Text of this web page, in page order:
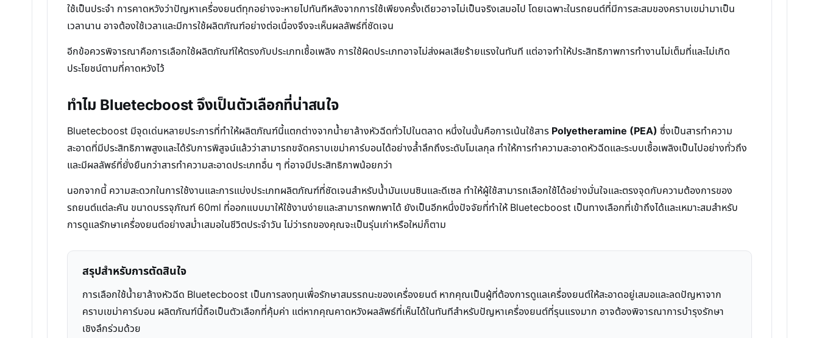
ใช้เป็นประจำ การคาดหวังว่าปัญหาเครื่องยนต์ทุกอย่างจะหายไปทันทีหลังจากการใช้เพียงครั้งเดียวอาจไม่เป็นจริงเสมอไป โดยเฉพาะในรถยนต์ที่มีการสะสมของคราบเขม่ามาเป็น
เวลานาน อาจต้องใช้เวลาและมีการใช้ผลิตภัณฑ์อย่างต่อเนื่องจึงจะเห็นผลลัพธ์ที่ชัดเจน
อีกข้อควรพิจารณาคือการเลือกใช้ผลิตภัณฑ์ให้ตรงกับประเภทเชื้อเพลิง การใช้ผิดประเภทอาจไม่ส่งผลเสียร้ายแรงในทันที แต่อาจทำให้ประสิทธิภาพการทำงานไม่เต็มที่และไม่เกิด
ประโยชน์ตามที่คาดหวังไว้
ทำไม Bluetecboost จึงเป็นตัวเลือกที่น่าสนใจ
Bluetecboost มีจุดเด่นหลายประการที่ทำให้ผลิตภัณฑ์นี้แตกต่างจากน้ำยาล้างหัวฉีดทั่วไปในตลาด หนึ่งในนั้นคือการเน้นใช้สาร Polyetheramine (PEA) ซึ่งเป็นสารทำความ
สะอาดที่มีประสิทธิภาพสูงและได้รับการพิสูจน์แล้วว่าสามารถขจัดคราบเขม่าคาร์บอนได้อย่างล้ำลึกถึงระดับโมเลกุล ทำให้การทำความสะอาดหัวฉีดและระบบเชื้อเพลิงเป็นไปอย่างทั่วถึง
และมีผลลัพธ์ที่ยั่งยืนกว่าสารทำความสะอาดประเภทอื่น ๆ ที่อาจมีประสิทธิภาพน้อยกว่า
นอกจากนี้ ความสะดวกในการใช้งานและการแบ่งประเภทผลิตภัณฑ์ที่ชัดเจนสำหรับน้ำมันเบนซินและดีเซล ทำให้ผู้ใช้สามารถเลือกใช้ได้อย่างมั่นใจและตรงจุดกับความต้องการของ
รถยนต์แต่ละคัน ขนาดบรรจุภัณฑ์ 60ml ที่ออกแบบมาให้ใช้งานง่ายและสามารถพกพาได้ ยังเป็นอีกหนึ่งปัจจัยที่ทำให้ Bluetecboost เป็นทางเลือกที่เข้าถึงได้และเหมาะสมสำหรับ
การดูแลรักษาเครื่องยนต์อย่างสม่ำเสมอในชีวิตประจำวัน ไม่ว่ารถของคุณจะเป็นรุ่นเก่าหรือใหม่ก็ตาม
สรุปสำหรับการตัดสินใจ
การเลือกใช้น้ำยาล้างหัวฉีด Bluetecboost เป็นการลงทุนเพื่อรักษาสมรรถนะของเครื่องยนต์ หากคุณเป็นผู้ที่ต้องการดูแลเครื่องยนต์ให้สะอาดอยู่เสมอและลดปัญหาจาก
คราบเขม่าคาร์บอน ผลิตภัณฑ์นี้ถือเป็นตัวเลือกที่คุ้มค่า แต่หากคุณคาดหวังผลลัพธ์ที่เห็นได้ในทันทีสำหรับปัญหาเครื่องยนต์ที่รุนแรงมาก อาจต้องพิจารณาการบำรุงรักษา
เชิงลึกร่วมด้วย